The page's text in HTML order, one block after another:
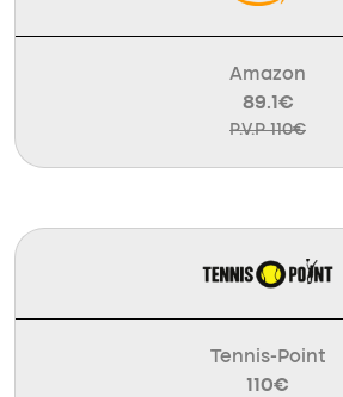
Amazon
89.1€
P.V.P 110€
Tennis-Point
110€